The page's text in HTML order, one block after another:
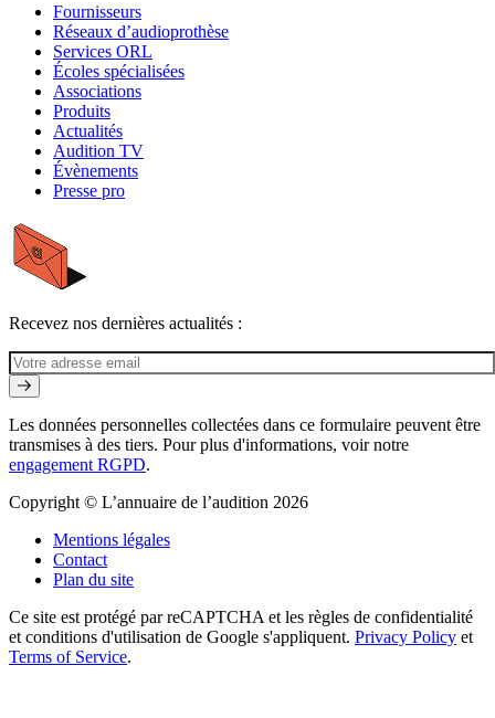
Fournisseurs
Réseaux d’audioprothèse
Services ORL
Écoles spécialisées
Associations
Produits
Actualités
Audition TV
Évènements
Presse pro
Recevez nos dernières actualités :
Les données personnelles collectées dans ce formulaire peuvent être
transmises à des tiers. Pour plus d'informations, voir notre
engagement RGPD.
Copyright © L’annuaire de l’audition 2026
Mentions légales
Contact
Plan du site
Ce site est protégé par reCAPTCHA et les règles de confidentialité
et conditions d'utilisation de Google s'appliquent. Privacy Policy et
Terms of Service.